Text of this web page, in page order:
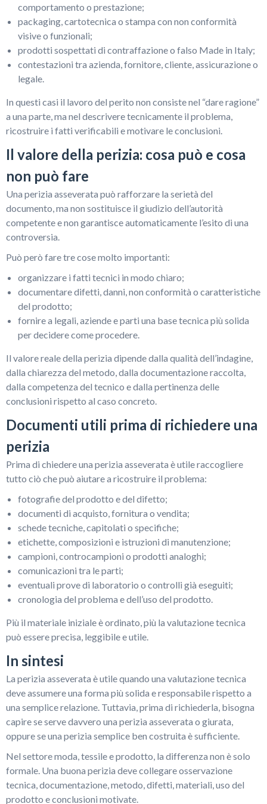
comportamento o prestazione;
packaging, cartotecnica o stampa con non conformità
visive o funzionali;
prodotti sospettati di contraffazione o falso Made in Italy;
contestazioni tra azienda, fornitore, cliente, assicurazione o
legale.
In questi casi il lavoro del perito non consiste nel “dare ragione”
a una parte, ma nel descrivere tecnicamente il problema,
ricostruire i fatti verificabili e motivare le conclusioni.
Il valore della perizia: cosa può e cosa
non può fare
Una perizia asseverata può rafforzare la serietà del
documento, ma non sostituisce il giudizio dell’autorità
competente e non garantisce automaticamente l’esito di una
controversia.
Può però fare tre cose molto importanti:
organizzare i fatti tecnici in modo chiaro;
documentare difetti, danni, non conformità o caratteristiche
del prodotto;
fornire a legali, aziende e parti una base tecnica più solida
per decidere come procedere.
Il valore reale della perizia dipende dalla qualità dell’indagine,
dalla chiarezza del metodo, dalla documentazione raccolta,
dalla competenza del tecnico e dalla pertinenza delle
conclusioni rispetto al caso concreto.
Documenti utili prima di richiedere una
perizia
Prima di chiedere una perizia asseverata è utile raccogliere
tutto ciò che può aiutare a ricostruire il problema:
fotografie del prodotto e del difetto;
documenti di acquisto, fornitura o vendita;
schede tecniche, capitolati o specifiche;
etichette, composizioni e istruzioni di manutenzione;
campioni, controcampioni o prodotti analoghi;
comunicazioni tra le parti;
eventuali prove di laboratorio o controlli già eseguiti;
cronologia del problema e dell’uso del prodotto.
Più il materiale iniziale è ordinato, più la valutazione tecnica
può essere precisa, leggibile e utile.
In sintesi
La perizia asseverata è utile quando una valutazione tecnica
deve assumere una forma più solida e responsabile rispetto a
una semplice relazione. Tuttavia, prima di richiederla, bisogna
capire se serve davvero una perizia asseverata o giurata,
oppure se una perizia semplice ben costruita è sufficiente.
Nel settore moda, tessile e prodotto, la differenza non è solo
formale. Una buona perizia deve collegare osservazione
tecnica, documentazione, metodo, difetti, materiali, uso del
prodotto e conclusioni motivate.